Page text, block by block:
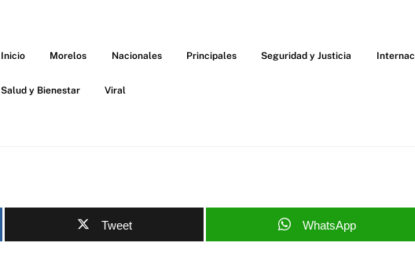
Inicio Morelos Nacionales Principales Seguridad y Justicia
Salud y Bienestar Viral
Tweet WhatsApp